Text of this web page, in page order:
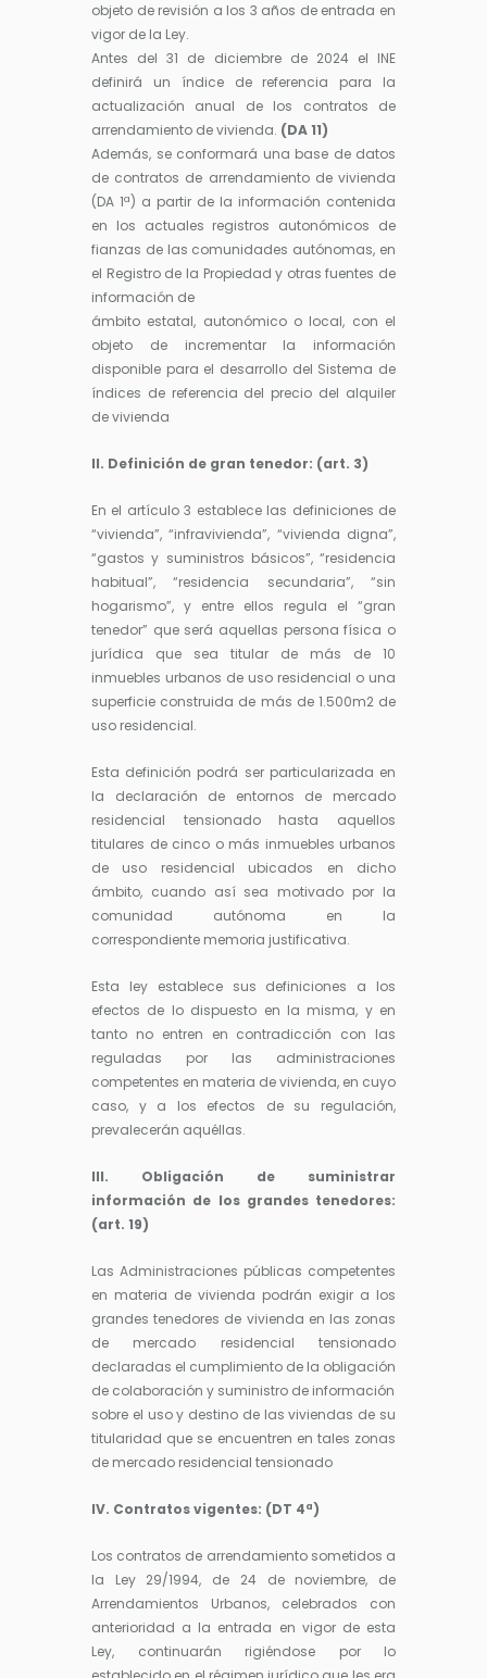
objeto de revisión a los 3 años de entrada en
vigor de la Ley.
Antes del 31 de diciembre de 2024 el INE
definirá un índice de referencia para la
actualización anual de los contratos de
arrendamiento de vivienda. (DA 11)
Además, se conformará una base de datos
de contratos de arrendamiento de vivienda
(DA 1ª) a partir de la información contenida
en los actuales registros autonómicos de
fianzas de las comunidades autónomas, en
el Registro de la Propiedad y otras fuentes de
información de
ámbito estatal, autonómico o local, con el
objeto de incrementar la información
disponible para el desarrollo del Sistema de
índices de referencia del precio del alquiler
de vivienda
II. Definición de gran tenedor: (art. 3)
En el artículo 3 establece las definiciones de
“vivienda”, “infravivienda”, “vivienda digna”,
“gastos y suministros básicos”, “residencia
habitual”, “residencia secundaria”, “sin
hogarismo”, y entre ellos regula el “gran
tenedor” que será aquellas persona física o
jurídica que sea titular de más de 10
inmuebles urbanos de uso residencial o una
superficie construida de más de 1.500m2 de
uso residencial.
Esta definición podrá ser particularizada en
la declaración de entornos de mercado
residencial tensionado hasta aquellos
titulares de cinco o más inmuebles urbanos
de uso residencial ubicados en dicho
ámbito, cuando así sea motivado por la
comunidad autónoma en la
correspondiente memoria justificativa.
Esta ley establece sus definiciones a los
efectos de lo dispuesto en la misma, y en
tanto no entren en contradicción con las
reguladas por las administraciones
competentes en materia de vivienda, en cuyo
caso, y a los efectos de su regulación,
prevalecerán aquéllas.
III. Obligación de suministrar
información de los grandes tenedores:
(art. 19)
Las Administraciones públicas competentes
en materia de vivienda podrán exigir a los
grandes tenedores de vivienda en las zonas
de mercado residencial tensionado
declaradas el cumplimiento de la obligación
de colaboración y suministro de información
sobre el uso y destino de las viviendas de su
titularidad que se encuentren en tales zonas
de mercado residencial tensionado
IV. Contratos vigentes: (DT 4ª)
Los contratos de arrendamiento sometidos a
la Ley 29/1994, de 24 de noviembre, de
Arrendamientos Urbanos, celebrados con
anterioridad a la entrada en vigor de esta
Ley, continuarán rigiéndose por lo